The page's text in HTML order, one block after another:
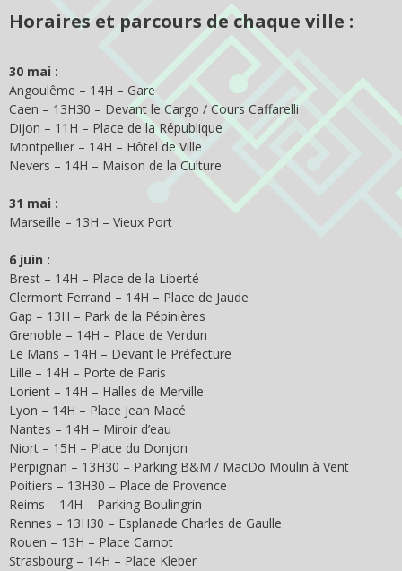
Horaires et parcours de chaque ville :
30 mai :
Angoulême – 14H – Gare
Caen – 13H30 – Devant le Cargo / Cours Caffarelli
Dijon – 11H – Place de la République
Montpellier – 14H – Hôtel de Ville
Nevers – 14H – Maison de la Culture
31 mai :
Marseille – 13H – Vieux Port
6 juin :
Brest – 14H – Place de la Liberté
Clermont Ferrand – 14H – Place de Jaude
Gap – 13H – Park de la Pépinières
Grenoble – 14H – Place de Verdun
Le Mans – 14H – Devant le Préfecture
Lille – 14H – Porte de Paris
Lorient – 14H – Halles de Merville
Lyon – 14H – Place Jean Macé
Nantes – 14H – Miroir d’eau
Niort – 15H – Place du Donjon
Perpignan – 13H30 – Parking B&M / MacDo Moulin à Vent
Poitiers – 13H30 – Place de Provence
Reims – 14H – Parking Boulingrin
Rennes – 13H30 – Esplanade Charles de Gaulle
Rouen – 13H – Place Carnot
Strasbourg – 14H – Place Kleber